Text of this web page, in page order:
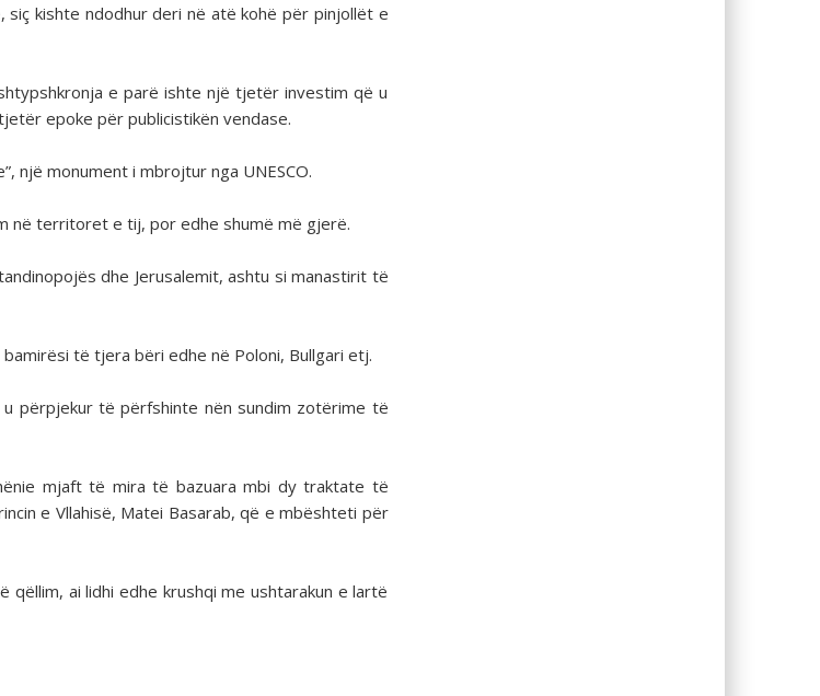
kishte ndodhur deri në atë kohë për pinjollët e
e parë ishte një tjetër investim që u
epoke për publicistikën vendase.
një monument i mbrojtur nga UNESCO.
në territoret e tij, por edhe shumë më gjerë.
dhe Jerusalemit, ashtu si manastirit të
të tjera bëri edhe në Poloni, Bullgari etj.
përpjekur të përfshinte nën sundim zotërime të
mjaft të mira të bazuara mbi dy traktate të
e Vllahisë, Matei Basarab, që e mbështeti për
ai lidhi edhe krushqi me ushtarakun e lartë